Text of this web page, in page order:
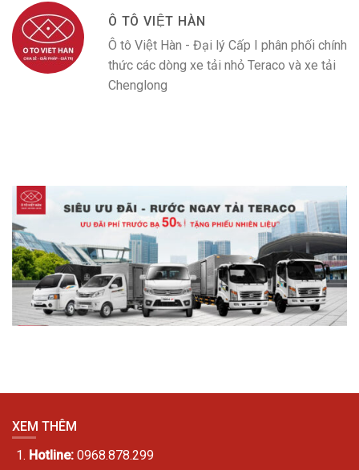
Ô TÔ VIỆT HÀN
Ô tô Việt Hàn - Đại lý Cấp I phân phối chính
thức các dòng xe tải nhỏ Teraco và xe tải
Chenglong
XEM THÊM
Hotline:0968.878.299